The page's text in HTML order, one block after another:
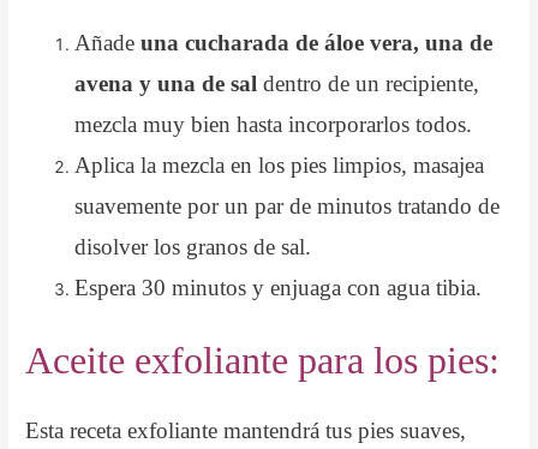
Añadeuna cucharada de áloe vera, una de
avena y una de sal dentro de un recipiente,
mezcla muy bien hasta incorporarlos todos.
Aplica la mezcla en los pies limpios, masajea
suavemente por un par de minutos tratando de
disolver los granos de sal.
Espera 30 minutos y enjuaga con agua tibia.
Aceite exfoliante para los pies:
Esta receta exfoliante mantendrá tus pies suaves,